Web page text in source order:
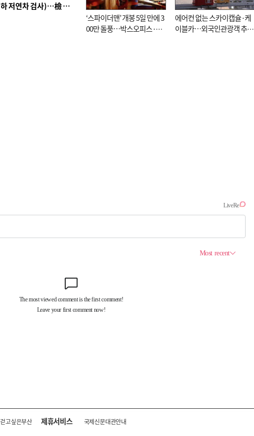
■ 검사 신분 버리고 직급하향(10년 이하 저연차 검사)…檢 중수청행 기피
‘스파이더맨’ 개봉 5일 만에 3
00만 돌풍…박스오피스·예
에어컨 없는 스카이캡슐·케
이블카…외국인관광객 추억
걷고싶은부산 제휴서비스 국제신문대관안내